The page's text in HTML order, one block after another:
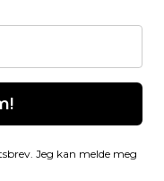
Jeg kan melde meg